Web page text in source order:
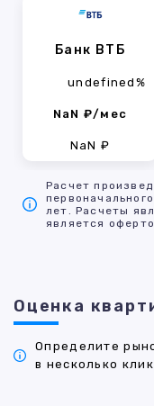
Банк ВТБ
undefined%
NaN ₽/мес
NaN ₽
Расчет
лет. Расчеты
является
Оценка
Определите
в несколько